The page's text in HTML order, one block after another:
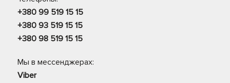
+380 99 519 15 15
+380 93 519 15 15
+380 98 519 15 15
Мы в мессенджерах:
Viber